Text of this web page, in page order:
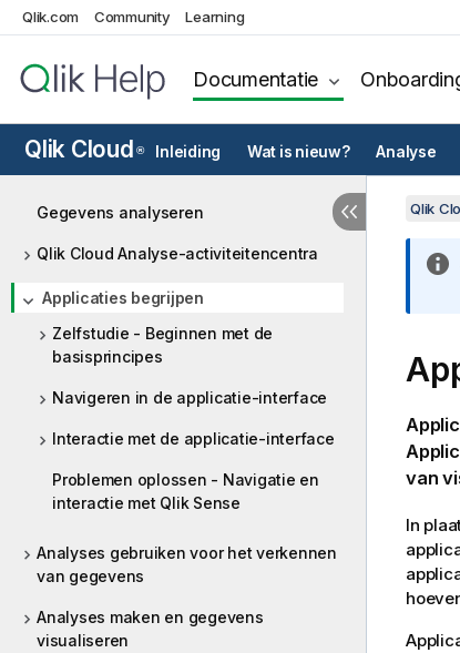
Qlik.com Community Learning
Documentatie
Qlik Cloud ® Inleiding Wat is nieuw? Analyse
Gegevens analyseren
Qlik Cloud Analyse-activiteitencentra
Applicaties begrijpen
Zelfstudie - Beginnen met de
basisprincipes
Navigeren in de applicatie-interface
Interactie met de applicatie-interface
Problemen oplossen - Navigatie en
interactie met Qlik Sense
Analyses gebruiken voor het verkennen
van gegevens
Analyses maken en gegevens
visualiseren
Qlik
van
In